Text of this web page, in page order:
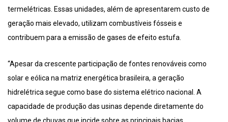
termelétricas. Essas unidades, além de apresentarem custo de
geração mais elevado, utilizam combustíveis fósseis e
contribuem para a emissão de gases de efeito estufa.
“Apesar da crescente participação de fontes renováveis como
solar e eólica na matriz energética brasileira, a geração
hidrelétrica segue como base do sistema elétrico nacional. A
capacidade de produção das usinas depende diretamente do